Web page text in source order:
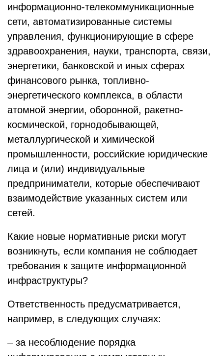
информационно-телекоммуникационные
сети, автоматизированные системы
управления, функционирующие в сфере
здравоохранения, науки, транспорта, связи,
энергетики, банковской и иных сферах
финансового рынка, топливно-
энергетического комплекса, в области
атомной энергии, оборонной, ракетно-
космической, горнодобывающей,
металлургической и химической
промышленности, российские юридические
лица и (или) индивидуальные
предприниматели, которые обеспечивают
взаимодействие указанных систем или
сетей.
Какие новые нормативные риски могут
возникнуть, если компания не соблюдает
требования к защите информационной
инфраструктуры?
Ответственность предусматривается,
например, в следующих случаях:
– за несоблюдение порядка